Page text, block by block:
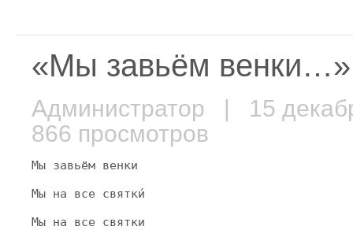
«Мы завьём венки…»
Администратор | 15
866 просмотров
Мы завьём венки
Мы на все святки́
Мы на все святки